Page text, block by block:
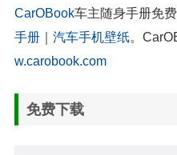
CarOBook车主随身手册免费
手册
汽车手机壁纸。
w.carobook.com
免费下载